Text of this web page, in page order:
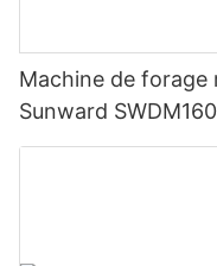
Machine de
Sunward SWDM160